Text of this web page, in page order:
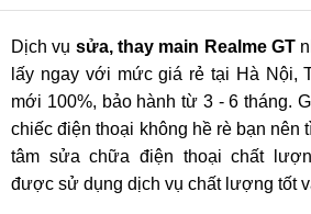
Dịch vụ sửa, thay main Realme GT
lấy ngay với mức giá rẻ tại Hà Nội,
mới 100%, bảo hành từ 3 - 6 tháng.
chiếc điện thoại không hề rè bạn nên
tâm sửa chữa điện thoại chất
được sử dụng dịch vụ chất lượng tốt